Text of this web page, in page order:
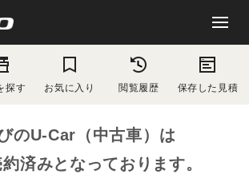
探す お気に入り 閲覧履歴 保存した見積
のU-Car（中古車）は
済みとなっております。